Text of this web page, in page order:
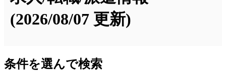
(2026/08/07 更新)
条件を選んで検索